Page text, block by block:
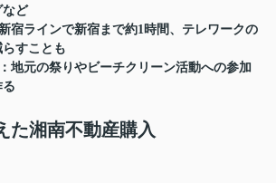
など
宿ラインで新宿まで約1時間、テレワークの
すことも
地元の祭りやビーチクリーン活動への参加
た湘南不動産購入